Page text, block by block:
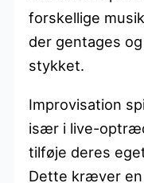
forskellige
der gentages
stykket.
Improvisation
især i live-
tilføje deres
Dette kræver